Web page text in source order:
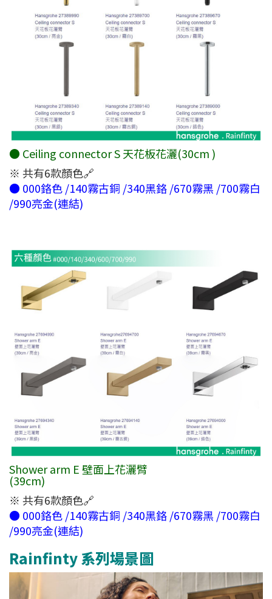
● Ceiling connector S 天花板花灑(30cm )
※ 共有6款顏色🔗
● 000鉻色 /140霧古銅 /340黑鉻 /670霧黑 /700霧白
/990亮金(連結)
Shower arm E 壁面上花灑臂
(39cm)
※ 共有6款顏色🔗
● 000鉻色 /140霧古銅 /340黑鉻 /670霧黑 /700霧白
/990亮金(連結)
Rainfinty 系列場景圖